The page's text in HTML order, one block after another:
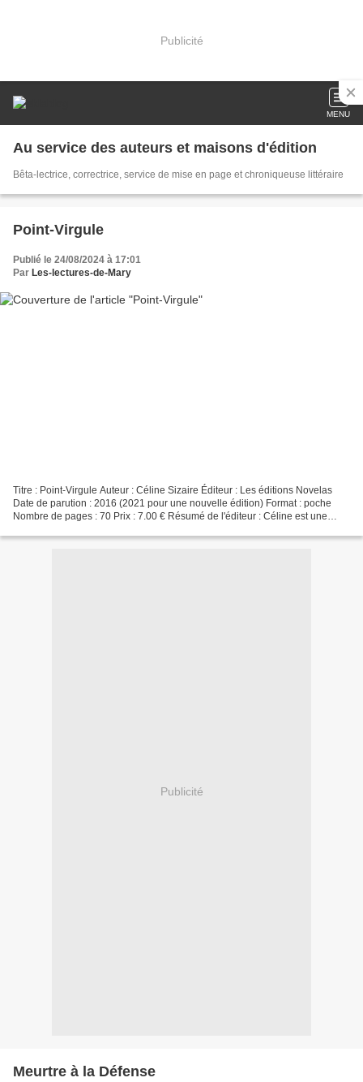
Publicité
MENU
Au service des auteurs et maisons d'édition
Bêta-lectrice, correctrice, service de mise en page et chroniqueuse littéraire
Point-Virgule
Publié le 24/08/2024 à 17:01
Par Les-lectures-de-Mary
Titre : Point-Virgule Auteur : Céline Sizaire Éditeur : Les éditions Novelas
Date de parution : 2016 (2021 pour une nouvelle édition) Format : poche
Nombre de pages : 70 Prix : 7.00 € Résumé de l'éditeur : Céline est une
Publicité
Meurtre à la Défense